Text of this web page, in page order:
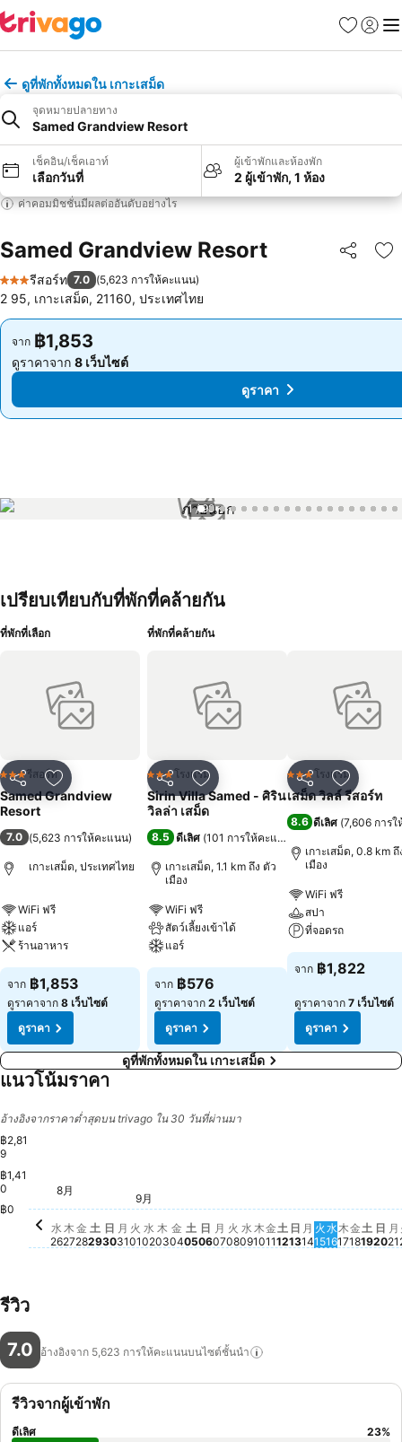
รายการโป
เข้าสู่ร
เมนู
ดูที่พักทั้งหมดใน เกาะเสม็ด
จุดหมายปลายทาง
Samed Grandview Resort
เช็คอิน/เช็คเอาท์
เลือกวันที่
ผู้เข้าพักและห้องพัก
2 ผู้เข้าพัก, 1 ห้อง
ค่าคอมมิชชั่นมีผลต่ออันดับอย่างไร
Samed Grandview Resort แชร์
เ
3 ดาว
รีสอร์ท 7.0 (5,623 การให้คะแนน)
2 95, เกาะเสม็ด, 21160, ประเทศไทย
จาก ฿1,853
ดูราคาจาก 8 เว็บไซต์
จาก ฿1,853
ดูราคาจาก 8 เว็บไซต์
ดูราคา
1 / 99
เปรียบเทียบกับที่พักที่คล้ายกัน
ที่พักที่เลือก
แชร์ เพิ่มในรายการโปรด
3 ดาวรีสอร์ท
Samed Grandview
Resort
7.0 (5,623 การให้คะแนน)
เกาะเสม็ด, ประเทศไทย
WiFi ฟรี
แอร์
ร้านอาหาร
จาก ฿1,853
ดูราคาจาก 8 เว็บไซต์
ดูราคา
ที่พักที่คล้ายกัน
แชร์ เพิ่มในรายการโปรด
3 ดาวโรงแรม
Sirin Villa Samed - ศิริน
วิลล่า เสม็ด
8.5 ดีเลิศ (101 การให้คะแนน
เกาะเสม็ด, 1.1 km ถึง ตัว
เมือง
WiFi ฟรี
สัตว์เลี้ยงเข้าได้
แอร์
จาก ฿576
ดูราคาจาก 2 เว็บไซต์
ดูราคา
แชร์ เพิ่มในรา
3 ดาวโรงแรม
เสม็ด วิลล์ รีสอร์ท
8.6 ดีเลิศ (7,606 การ
เกาะเสม็ด, 0.8 km
เมือง
WiFi ฟรี
สปา
ที่จอดรถ
จาก ฿1,822
ดูราคาจาก 7 เว็บไซต์
ดูราคา
ดูที่พักทั้งหมดใน เกาะเสม็ด
แนวโน้มราคา
อ้างอิงจากราคาต่ำสุดบน trivago ใน 30 วันที่ผ่านมา
฿2,81
9
฿1,41
0
฿0
水, 8月 26
฿2,411
8月
水
26
木, 8月 27
฿2,358
木
27
金, 8月 28
金
28
土, 8月 29
฿2,580
土
29
日, 8月 30
฿2,405
日
30
月, 8月 31
฿2,434
月
31
火, 9月 01
฿1,917
9月
火
01
水, 9月 02
฿2,157
水
02
木
03
金
04
土
05
日
06
月
07
火
08
水
09
木
10
金
11
土
12
日
13
月
14
火, 9月 15
ไม่มีราคาส
火
15
水, 9月 16
ไม่มีราคา
水
16
木
17
金, 9
ไม่มีร
金
18
土, 9
ไม่มี
土
19
日
ไม่
日
20
月
21
รีวิว
7.0 อ้างอิงจาก 5,623 การให้คะแนนบนไซต์ชั้นนำ
รีวิวจากผู้เข้าพัก
ดีเลิศ 23%